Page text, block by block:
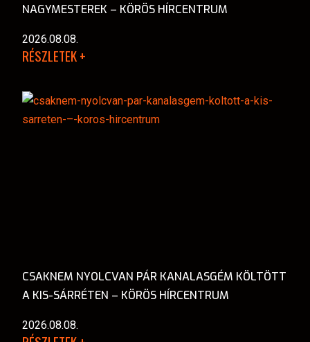
NAGYMESTEREK – KÖRÖS HÍRCENTRUM
2026.08.08.
RÉSZLETEK +
CSAKNEM NYOLCVAN PÁR KANALASGÉM KÖLTÖTT
A KIS-SÁRRÉTEN – KÖRÖS HÍRCENTRUM
2026.08.08.